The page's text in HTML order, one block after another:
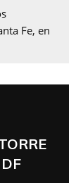
Fe, en